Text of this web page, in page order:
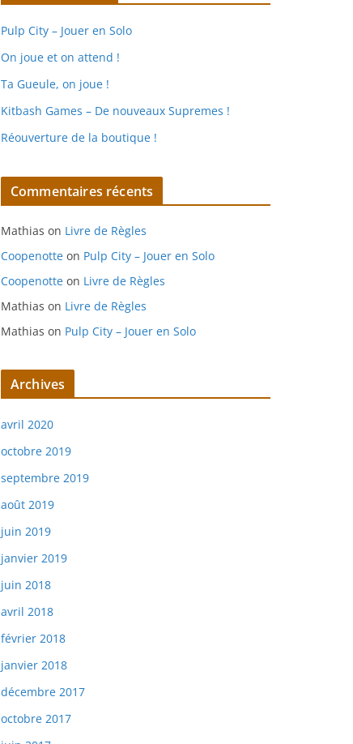
Pulp City – Jouer en Solo
On joue et on attend !
Ta Gueule, on joue !
Kitbash Games – De nouveaux Supremes !
Réouverture de la boutique !
Commentaires récents
Mathias on Livre de Règles
Coopenotte on Pulp City – Jouer en Solo
Coopenotte on Livre de Règles
Mathias on Livre de Règles
Mathias on Pulp City – Jouer en Solo
Archives
avril 2020
octobre 2019
septembre 2019
août 2019
juin 2019
janvier 2019
juin 2018
avril 2018
février 2018
janvier 2018
décembre 2017
octobre 2017